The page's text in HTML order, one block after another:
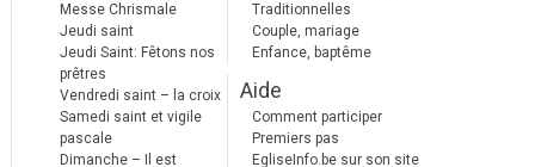
Messe Chrismale
Jeudi saint
Jeudi Saint: Fêtons nos
prêtres
Vendredi saint – la croix
Samedi saint et vigile
pascale
Dimanche – Il est
Traditionnelles
Couple, mariage
Enfance, baptême
Aide
Comment participer
Premiers pas
EgliseInfo.be sur son site